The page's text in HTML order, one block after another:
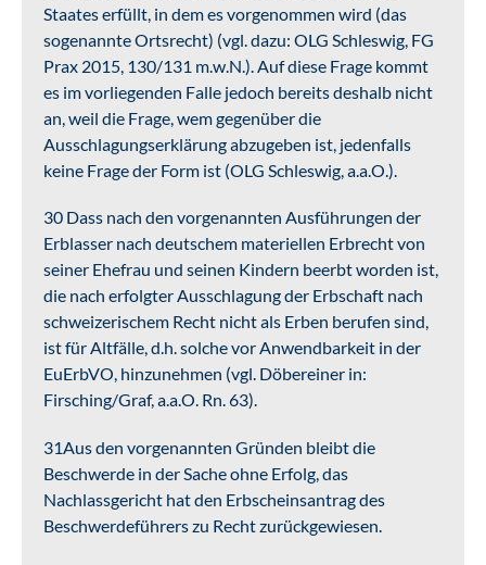
Staates erfüllt, in dem es vorgenommen wird (das
sogenannte Ortsrecht) (vgl. dazu: OLG Schleswig, FG
Prax 2015, 130/131 m.w.N.). Auf diese Frage kommt
es im vorliegenden Falle jedoch bereits deshalb nicht
an, weil die Frage, wem gegenüber die
Ausschlagungserklärung abzugeben ist, jedenfalls
keine Frage der Form ist (OLG Schleswig, a.a.O.).
30 Dass nach den vorgenannten Ausführungen der
Erblasser nach deutschem materiellen Erbrecht von
seiner Ehefrau und seinen Kindern beerbt worden ist,
die nach erfolgter Ausschlagung der Erbschaft nach
schweizerischem Recht nicht als Erben berufen sind,
ist für Altfälle, d.h. solche vor Anwendbarkeit in der
EuErbVO, hinzunehmen (vgl. Döbereiner in:
Firsching/Graf, a.a.O. Rn. 63).
31Aus den vorgenannten Gründen bleibt die
Beschwerde in der Sache ohne Erfolg, das
Nachlassgericht hat den Erbscheinsantrag des
Beschwerdeführers zu Recht zurückgewiesen.